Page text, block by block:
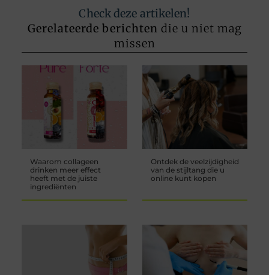
Check deze artikelen!
Gerelateerde berichten die u niet mag
missen
Waarom collageen
drinken meer effect
heeft met de juiste
ingrediënten
Ontdek de veelzijdigheid
van de stijltang die u
online kunt kopen